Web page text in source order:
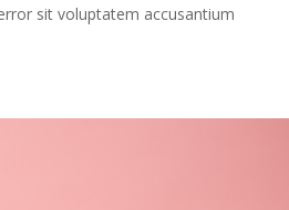
sit voluptatem accusantium